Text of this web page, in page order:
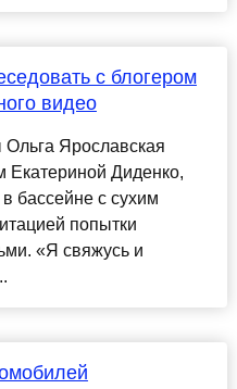
с блогером
видео
Ярославская
Екатериной Диденко,
бассейне с сухим
попытки
«Я свяжусь и